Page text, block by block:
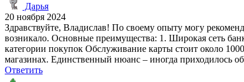
Дарья
20 ноября 2024
Здравствуйте, Владислав! По своему опыту могу
возникало. Основные преимущества: 1. Широкая сеть
категории покупок Обслуживание карты стоит около
магазинах. Единственный нюанс – иногда приходилось
Ответить